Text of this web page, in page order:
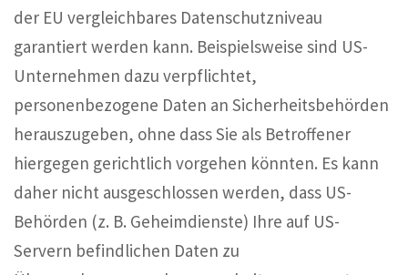
der EU vergleichbares Datenschutzniveau
garantiert werden kann. Beispielsweise sind US-
Unternehmen dazu verpflichtet,
personenbezogene Daten an Sicherheitsbehörden
herauszugeben, ohne dass Sie als Betroffener
hiergegen gerichtlich vorgehen könnten. Es kann
daher nicht ausgeschlossen werden, dass US-
Behörden (z. B. Geheimdienste) Ihre auf US-
Servern befindlichen Daten zu